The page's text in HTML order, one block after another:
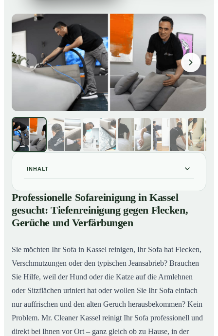
INHALT
01 Professionelle Sofareinigung in Kassel gesucht:
Tiefenreinigung gegen Flecken, Gerüche und
Verfärbungen
02So wird Ihr Sofa in Kassel wieder wie neu
Professionelle Sofareinigung in Kassel
gesucht: Tiefenreinigung gegen Flecken,
Gerüche und Verfärbungen
Sie möchten Ihr Sofa in Kassel reinigen, Ihr Sofa hat Flecken,
Verschmutzungen oder den typischen Jeansabrieb? Brauchen
Sie Hilfe, weil der Hund oder die Katze auf die Armlehnen
oder Sitzflächen uriniert hat oder wollen Sie Ihr Sofa einfach
nur auffrischen und den alten Geruch herausbekommen? Kein
Problem. Mr. Cleaner Kassel reinigt Ihr Sofa professionell und
direkt bei Ihnen vor Ort – ganz gleich ob zu Hause, in der